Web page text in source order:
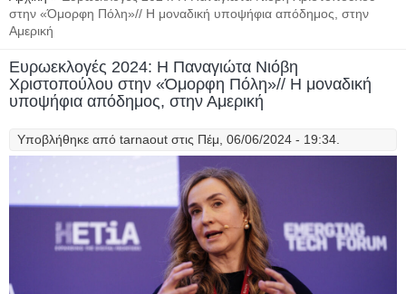
στην «Όμορφη Πόλη»// Η μοναδική υποψήφια απόδημος, στην
Αμερική
Ευρωεκλογές 2024: Η Παναγιώτα Νιόβη
Χριστοπούλου στην «Όμορφη Πόλη»// Η μοναδική
υποψήφια απόδημος, στην Αμερική
Υποβλήθηκε από tarnaout στις Πέμ, 06/06/2024 - 19:34.